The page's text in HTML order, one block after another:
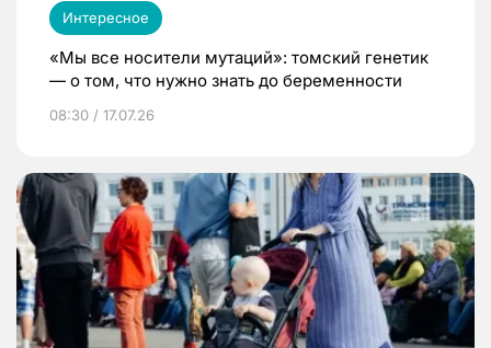
Интересное
«Мы все носители мутаций»: томский генетик
— о том, что нужно знать до беременности
08:30 / 17.07.26